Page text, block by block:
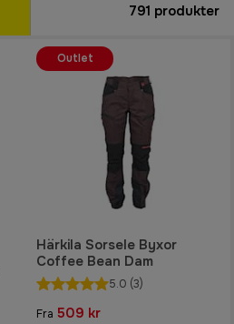
791 produkter
Härkila Sorsele Byxor
Coffee Bean Dam
5.0 (3)
Fra 509 kr
Outlet